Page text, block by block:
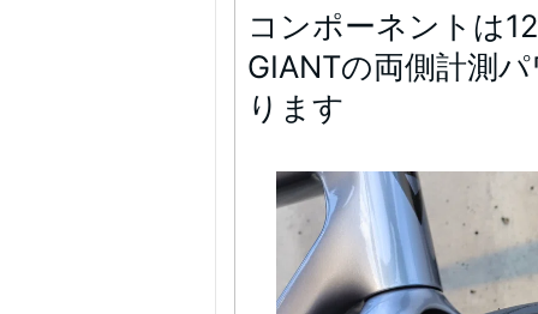
コンポーネントは
GIANTの両側計測
ります